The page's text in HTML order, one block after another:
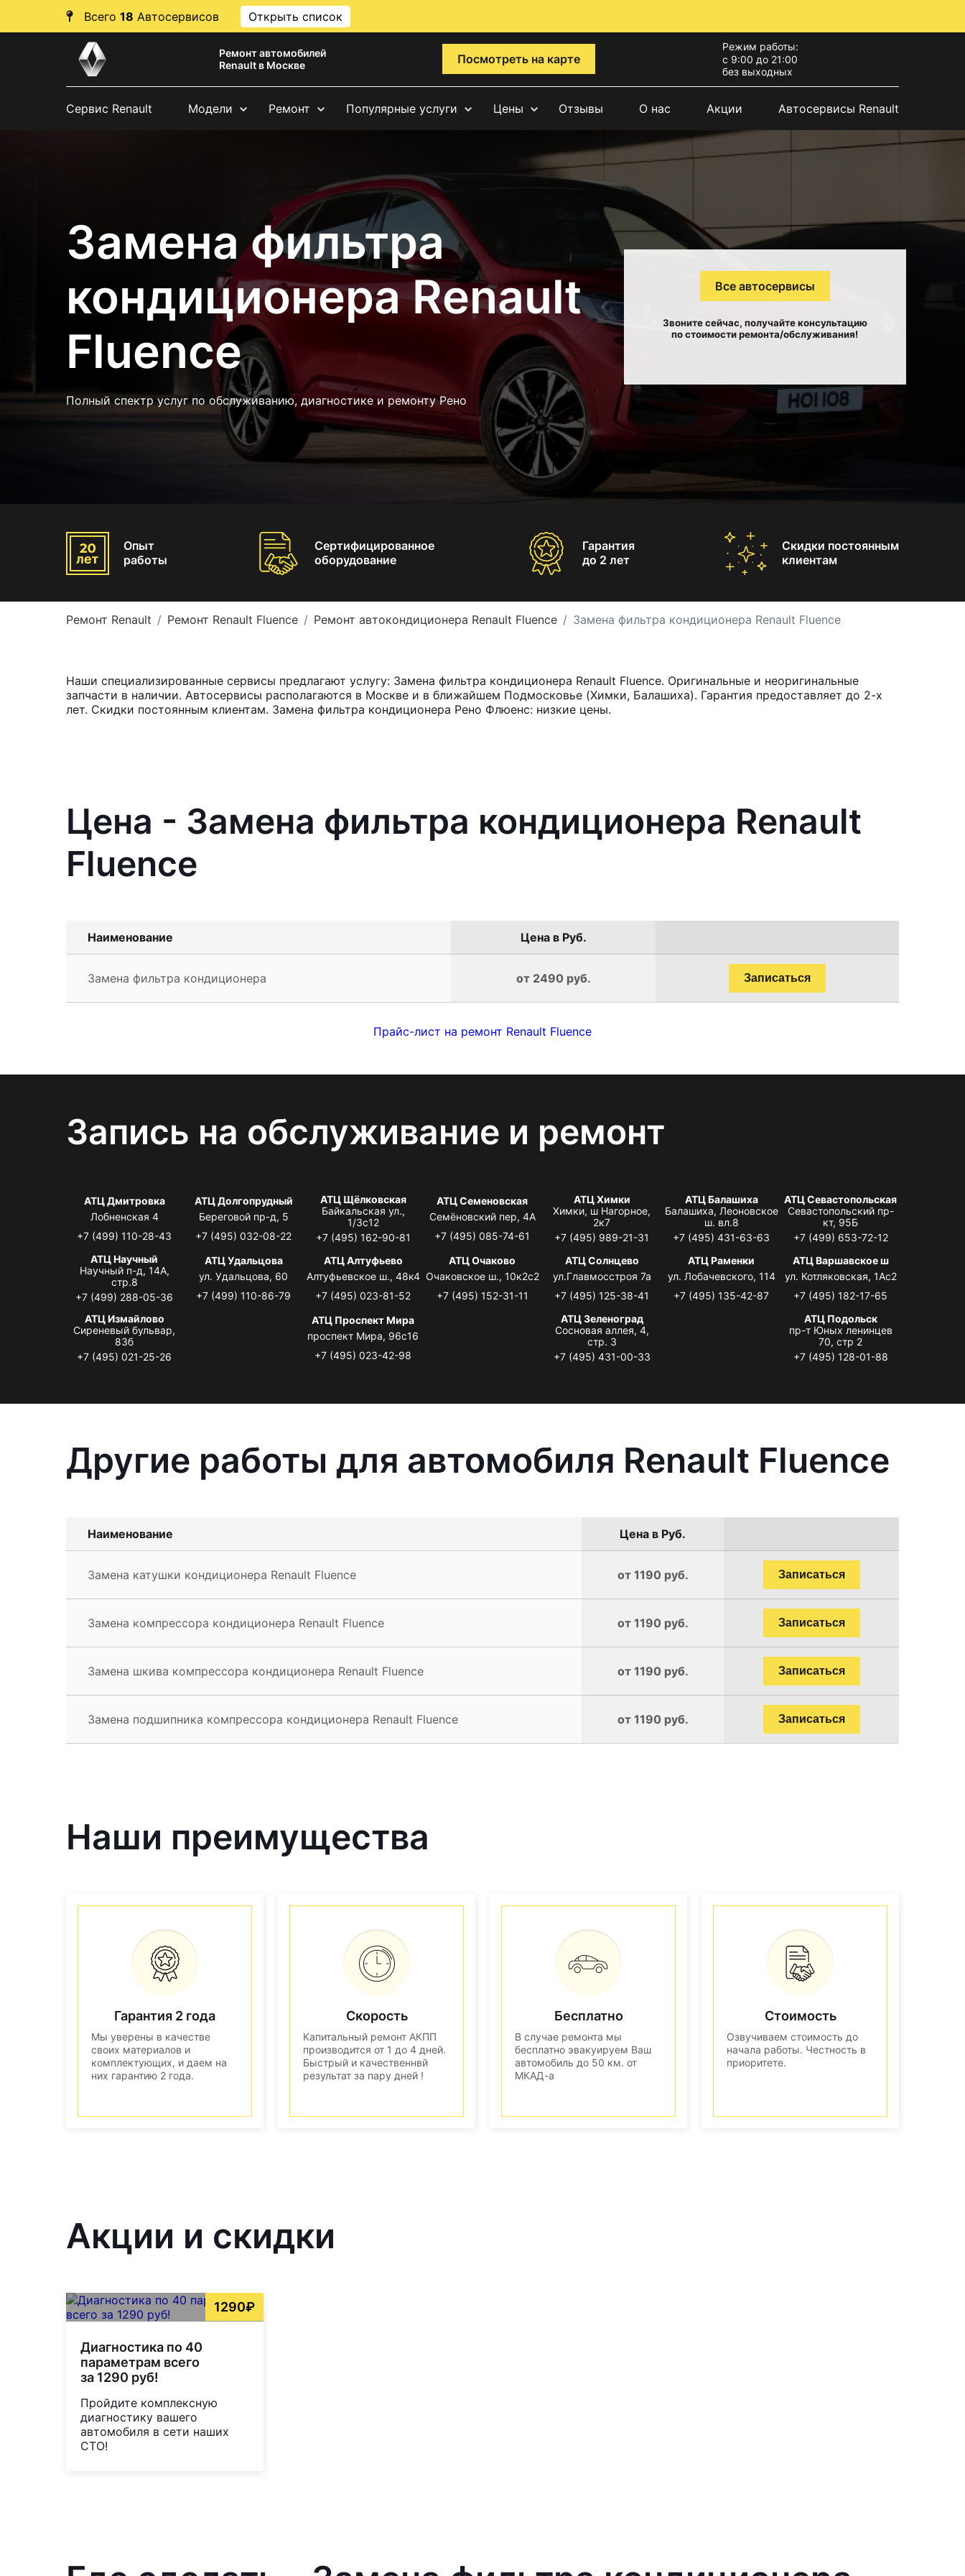
Всего 18 Автосервисов Открыть список
Ремонт автомобилей
Renault в Москве
Посмотреть на карте
Режим работы:
с 9:00 до 21:00
без выходных
Сервис Renault Модели Ремонт Популярные услуги Цены Отзывы О нас Акции Автосервисы Renault
Замена фильтра
кондиционера Renault
Fluence
Полный спектр услуг по обслуживанию, диагностике и ремонту Рено
Все автосервисы
Звоните сейчас, получайте консультацию
по стоимости ремонта/обслуживания!
Опыт
работы
Сертифицированное
оборудование
Гарантия
до 2 лет
Скидки постоянным
клиентам
Ремонт Renault Ремонт Renault Fluence Ремонт автокондиционера Renault Fluence Замена фильтра кондиционера Renault Fluence
Наши специализированные сервисы предлагают услугу: Замена фильтра кондиционера Renault Fluence. Оригинальные и неоригинальные
запчасти в наличии. Автосервисы располагаются в Москве и в ближайшем Подмосковье (Химки, Балашиха). Гарантия предоставляет до 2-х
лет. Скидки постоянным клиентам. Замена фильтра кондиционера Рено Флюенс: низкие цены.
Цена - Замена фильтра кондиционера Renault
Fluence
Наименование Цена в Руб.
Замена фильтра кондиционера от 2490 руб. Записаться
Прайс-лист на ремонт Renault Fluence
Запись на обслуживание и ремонт
АТЦ Дмитровка
Лобненская 4
+7 (499) 110-28-43
АТЦ Долгопрудный
Береговой пр-д, 5
+7 (495) 032-08-22
АТЦ Щёлковская
Байкальская ул.,
1/3с12
+7 (495) 162-90-81
АТЦ Семеновская
Семёновский пер, 4А
+7 (495) 085-74-61
АТЦ Химки
Химки, ш Нагорное,
2к7
+7 (495) 989-21-31
АТЦ Балашиха
Балашиха, Леоновское
ш. вл.8
+7 (495) 431-63-63
АТЦ Севастопольская
Севастопольский пр-
кт, 95Б
+7 (499) 653-72-12
АТЦ Научный
Научный п-д, 14А,
стр.8
+7 (499) 288-05-36
АТЦ Удальцова
ул. Удальцова, 60
+7 (499) 110-86-79
АТЦ Алтуфьево
Алтуфьевское ш., 48к4
+7 (495) 023-81-52
АТЦ Очаково
Очаковское ш., 10к2с2
+7 (495) 152-31-11
АТЦ Солнцево
ул.Главмосстроя 7а
+7 (495) 125-38-41
АТЦ Раменки
ул. Лобачевского, 114
+7 (495) 135-42-87
АТЦ Варшавское ш
ул. Котляковская, 1Ас2
+7 (495) 182-17-65
АТЦ Измайлово
Сиреневый бульвар,
83б
+7 (495) 021-25-26
АТЦ Проспект Мира
проспект Мира, 96с16
+7 (495) 023-42-98
АТЦ Зеленоград
Сосновая аллея, 4,
стр. 3
+7 (495) 431-00-33
АТЦ Подольск
пр-т Юных ленинцев
70, стр 2
+7 (495) 128-01-88
Другие работы для автомобиля Renault Fluence
Наименование Цена в Руб.
Замена катушки кондиционера Renault Fluence от 1190 руб. Записаться
Замена компрессора кондиционера Renault Fluence от 1190 руб. Записаться
Замена шкива компрессора кондиционера Renault Fluence от 1190 руб. Записаться
Замена подшипника компрессора кондиционера Renault Fluence от 1190 руб. Записаться
Наши преимущества
Гарантия 2 года
Мы уверены в качестве
своих материалов и
комплектующих, и даем на
них гарантию 2 года.
Скорость
Капитальный ремонт АКПП
производится от 1 до 4 дней.
Быстрый и качественнвй
результат за пару дней !
Бесплатно
В случае ремонта мы
бесплатно эвакуируем Ваш
автомобиль до 50 км. от
МКАД-а
Стоимость
Озвучиваем стоимость до
начала работы. Честность в
приоритете.
Акции и скидки
1290₽
Диагностика по 40
параметрам всего
за 1290 руб!
Пройдите комплексную
диагностику вашего
автомобиля в сети наших
СТО!